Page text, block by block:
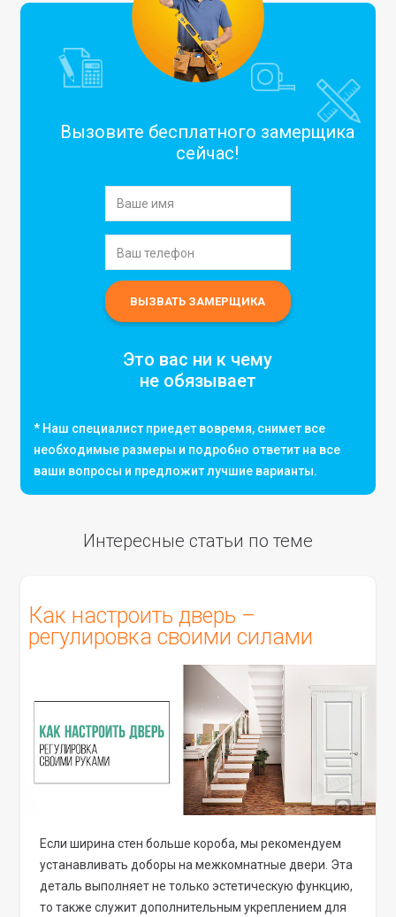
Вызовите бесплатного замерщика
сейчас!
Это вас ни к чему
не обязывает
* Наш специалист приедет вовремя, снимет все
необходимые размеры и подробно ответит на все
ваши вопросы и предложит лучшие варианты.
Интересные статьи по теме
Как настроить дверь –
регулировка своими силами
Если ширина стен больше короба, мы рекомендуем
устанавливать доборы на межкомнатные двери. Эта
деталь выполняет не только эстетическую функцию,
то также служит дополнительным укреплением для